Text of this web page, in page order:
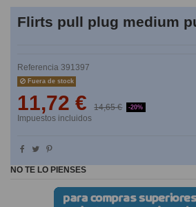
Flirts pull plug medium
Referencia 391397
Fuera de stock
11,72 € 14,65 € -20%
Impuestos incluidos
NO TE LO PIENSES